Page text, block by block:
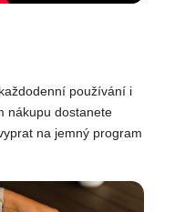
používání i
nákupu dostanete
na jemný program